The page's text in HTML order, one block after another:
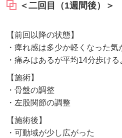
＜二回目（1週間後）＞
【前回以降の状態】
・痺れ感は多少か軽くなった気
・痛みはあるが平均14分歩ける
【施術】
・骨盤の調整
・左股関節の調整
【施術後】
・可動域が少し広がった